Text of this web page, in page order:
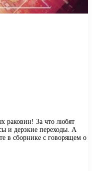
раковин! За что любят
и дерзкие переходы. А
в сборнике с говорящем о